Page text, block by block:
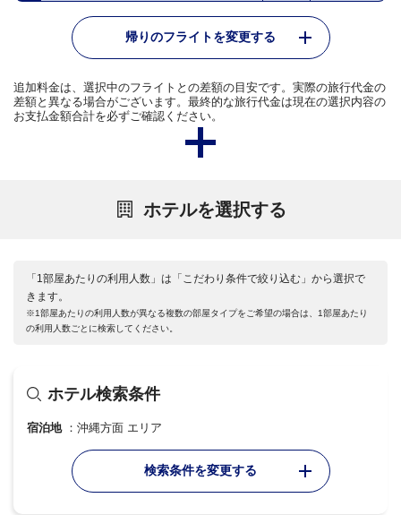
帰りのフライトを変更する
追加料金は、選択中のフライトとの差額の目安です。実際の旅行代金の
差額と異なる場合がございます。最終的な旅行代金は現在の選択内容の
お支払金額合計を必ずご確認ください。
ホテルを選択する
「1部屋あたりの利用人数」は「こだわり条件で絞り込む」から選択で
きます。
※1部屋あたりの利用人数が異なる複数の部屋タイプをご希望の場合は、1部屋あたり
の利用人数ごとに検索してください。
ホテル検索条件
宿泊地 沖縄方面 エリア
検索条件を変更する